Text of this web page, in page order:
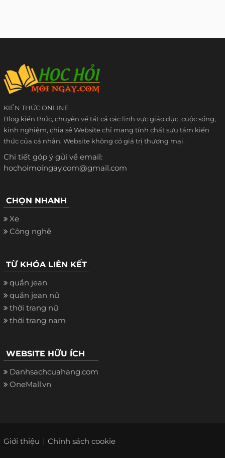
KIẾN THỨC ONLINE
Blog kiến thức, chuyên về tất cả các lĩnh vực giáo dục, cuộc sống,
kinh nghiệm, chia sẻ Website chỉ mang tính chất sưu tầm kiến
thức của cá nhân. Website không có giá trị thương mại.
Chi tiết góp ý gửi về email:
hochoimoingay.com@gmail.com
CHỌN NHANH
Xe
Công nghệ
TỪ KHÓA LIÊN KẾT
quần jean
quần jean nữ
thời trang nữ
thời trang nam
WEBSITE HỮU ÍCH
Danhsachcuahang.com
OneMall.vn
Giới thiệu Chính sách cookie